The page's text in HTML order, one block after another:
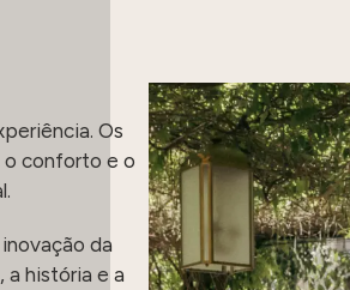
Os
o conforto e o
da
história e a